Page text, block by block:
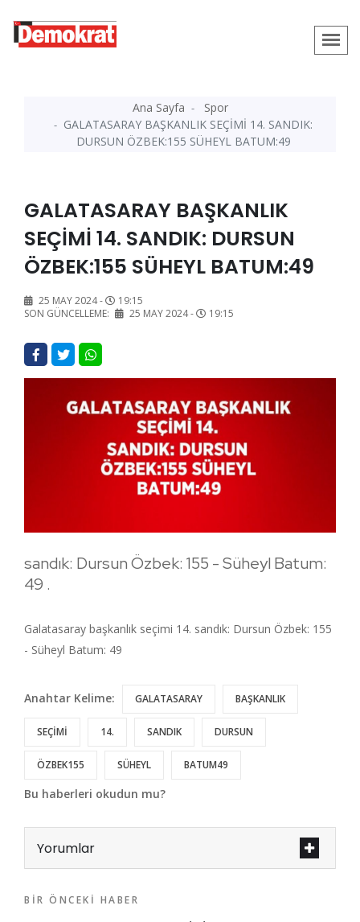
Ana Sayfa
Spor
GALATASARAY BAŞKANLIK SEÇİMİ 14. SANDIK:
DURSUN ÖZBEK:155 SÜHEYL BATUM:49
GALATASARAY BAŞKANLIK
SEÇİMİ 14. SANDIK: DURSUN
ÖZBEK:155 SÜHEYL BATUM:49
25 MAY 2024 -
19:15
SON GÜNCELLEME:
25 MAY 2024 - 19:15
sandık: Dursun Özbek: 155 - Süheyl Batum:
49 .
Galatasaray başkanlık seçimi 14. sandık: Dursun Özbek: 155
- Süheyl Batum: 49
Anahtar Kelime: GALATASARAY BAŞKANLIK
SEÇİMİ 14. SANDIK DURSUN
ÖZBEK155 SÜHEYL BATUM49
Bu haberleri okudun mu?
Yorumlar
BIR ÖNCEKI HABER